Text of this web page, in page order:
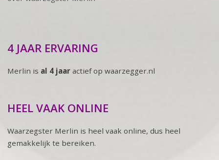
4 JAAR ERVARING
Merlin is al 4 jaar actief op waarzegger.nl
HEEL VAAK ONLINE
Waarzegster Merlin is heel vaak online, dus heel
gemakkelijk te bereiken.